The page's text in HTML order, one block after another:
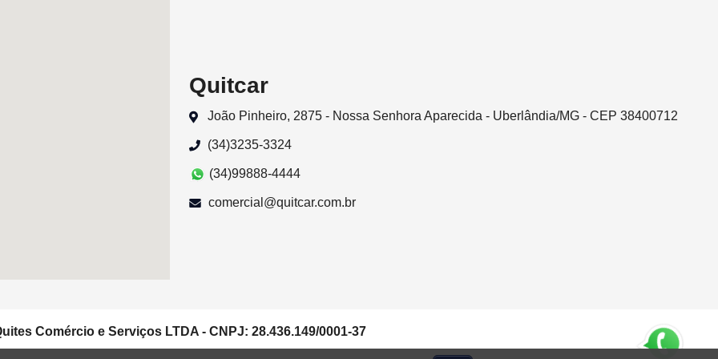
Quitcar
João Pinheiro, 2875 - Nossa Senhora Aparecida - Uberlândia/MG - CEP 38400712
(34)3235-3324
(34)99888-4444
comercial@quitcar.com.br
Comércio e Serviços LTDA - CNPJ: 28.436.149/0001-37